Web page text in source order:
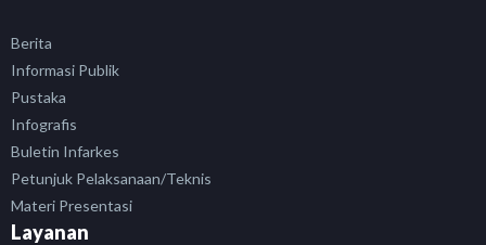
Berita
Informasi Publik
Pustaka
Infografis
Buletin Infarkes
Petunjuk Pelaksanaan/Teknis
Materi Presentasi
Layanan